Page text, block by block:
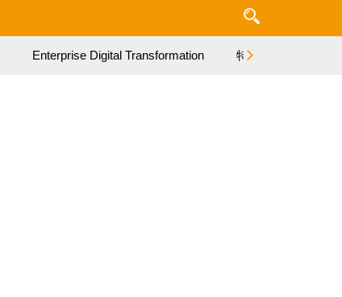
Enterprise Digital Transformation 特集